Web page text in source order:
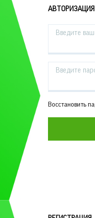
АВТОРИЗАЦИЯ
Введите
Введите
Восстановить